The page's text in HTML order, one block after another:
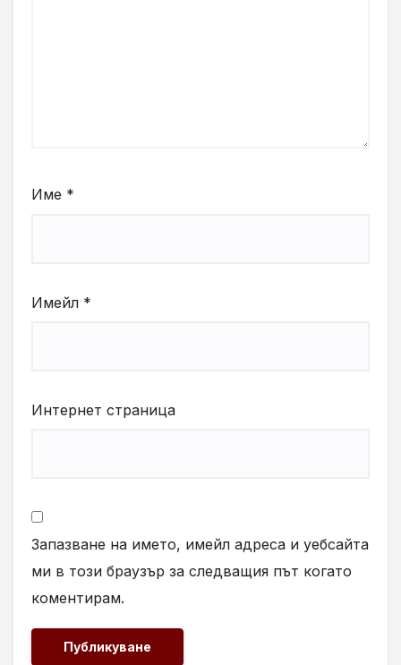
Име *
Имейл *
Интернет страница
Запазване на името, имейл адреса и уебсайта
ми в този браузър за следващия път когато
коментирам.